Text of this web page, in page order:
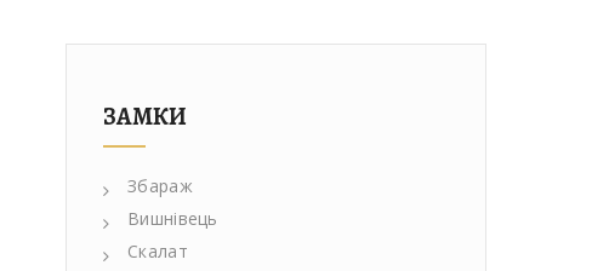
ЗАМКИ
Збараж
Вишнівець
Скалат